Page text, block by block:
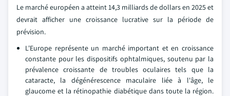
Le marché européen a atteint 14,3 milliards de dollars en 2025 et
devrait afficher une croissance lucrative sur la période de
prévision.
L'Europe représente un marché important et en croissance
constante pour les dispositifs ophtalmiques, soutenu par la
prévalence croissante de troubles oculaires tels que la
cataracte, la dégénérescence maculaire liée à l'âge, le
glaucome et la rétinopathie diabétique dans toute la région.